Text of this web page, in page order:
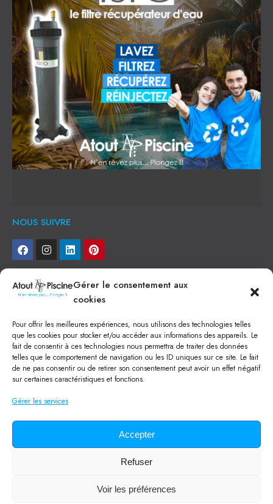
Gérer le consentement aux
cookies
Pour offrir les meilleures expériences, nous utilisons des technologies telles
que les cookies pour stocker et/ou accéder aux informations des appareils. Le
fait de consentir à ces technologies nous permettra de traiter des données
telles que le comportement de navigation ou les ID uniques sur ce site. Le fait
de ne pas consentir ou de retirer son consentement peut avoir un effet négatif
sur certaines caractéristiques et fonctions.
Gérer les services
Accepter
Refuser
Voir les préférences
NOUS SUIVRE
NEWSLETTER
Je veux recevoir toute l'actu
NOS SERVICES
Construction de piscine béton à Narbonne
Piscine coque à Narbonne
Acheter SPA à Narbonne
Pisciniste Narbonne
Mini piscine
Location machine avec chauffeur
Atout Piscine
Mentions légales/Politique de confidentialité